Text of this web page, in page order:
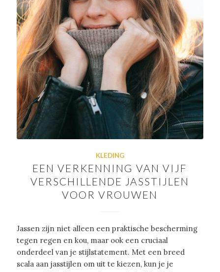
KLEDING
EEN VERKENNING VAN VIJF
VERSCHILLENDE JASSTIJLEN
VOOR VROUWEN
Jassen zijn niet alleen een praktische bescherming
tegen regen en kou, maar ook een cruciaal
onderdeel van je stijlstatement. Met een breed
scala aan jasstijlen om uit te kiezen, kun je je